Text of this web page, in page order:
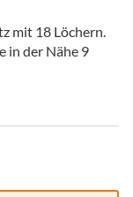
mit 18 Löchern.
in der Nähe 9